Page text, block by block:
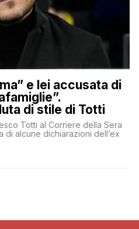
e lei accusata di
di stile di Totti
Totti al Corriere della Sera
alcune dichiarazioni dell’ex